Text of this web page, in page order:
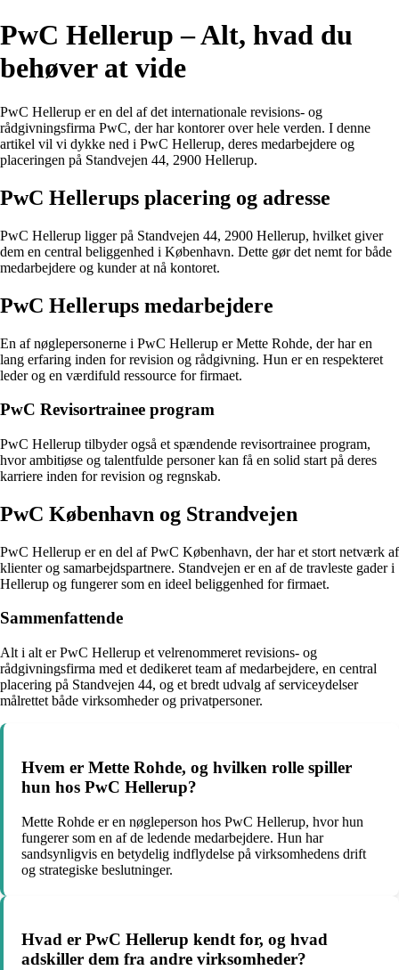
PwC Hellerup – Alt, hvad du
behøver at vide
PwC Hellerup er en del af det internationale revisions- og
rådgivningsfirma PwC, der har kontorer over hele verden. I denne
artikel vil vi dykke ned i PwC Hellerup, deres medarbejdere og
placeringen på Standvejen 44, 2900 Hellerup.
PwC Hellerups placering og adresse
PwC Hellerup ligger på Standvejen 44, 2900 Hellerup, hvilket giver
dem en central beliggenhed i København. Dette gør det nemt for både
medarbejdere og kunder at nå kontoret.
PwC Hellerups medarbejdere
En af nøglepersonerne i PwC Hellerup er Mette Rohde, der har en
lang erfaring inden for revision og rådgivning. Hun er en respekteret
leder og en værdifuld ressource for firmaet.
PwC Revisortrainee program
PwC Hellerup tilbyder også et spændende revisortrainee program,
hvor ambitiøse og talentfulde personer kan få en solid start på deres
karriere inden for revision og regnskab.
PwC København og Strandvejen
PwC Hellerup er en del af PwC København, der har et stort netværk af
klienter og samarbejdspartnere. Standvejen er en af de travleste gader i
Hellerup og fungerer som en ideel beliggenhed for firmaet.
Sammenfattende
Alt i alt er PwC Hellerup et velrenommeret revisions- og
rådgivningsfirma med et dedikeret team af medarbejdere, en central
placering på Standvejen 44, og et bredt udvalg af serviceydelser
målrettet både virksomheder og privatpersoner.
Hvem er Mette Rohde, og hvilken rolle spiller
hun hos PwC Hellerup?
Mette Rohde er en nøgleperson hos PwC Hellerup, hvor hun
fungerer som en af de ledende medarbejdere. Hun har
sandsynligvis en betydelig indflydelse på virksomhedens drift
og strategiske beslutninger.
Hvad er PwC Hellerup kendt for, og hvad
adskiller dem fra andre virksomheder?